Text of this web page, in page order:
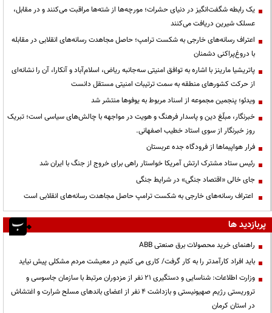
یک رابطه شگفت‌انگیز در دنیای حشرات؛ مورچه‌ها از شته‌ها مراقبت می‌کنند و در مقابل،
عسلک شیرین دریافت می‌کنند
اعتراف رسانه‌های خارجی به شکست ترامپ؛ حاصل مجاهدت رسانه‌های انقلابی در مقابله
با دروغ‌پراکنی دشمنان
پاتریشیا مارینز با اشاره به توافق امنیتی سه‌جانبه ریاض، اسلام‌آباد و آنکارا، آن را نشانه‌ای
از حرکت کشورهای منطقه به سمت ترتیبات امنیتی مستقل دانست
ویدئو؛ پنجمین مجموعه از اسناد مربوط به یوفوها منتشر شد
خبرنگار، مبلّغ دین و پاسدار فرهنگ و هویت در مواجهه با چالش‌های سیاسی است؛ تبریک
روز خبرنگار از سوی استاد خطیب اصفهانی.
فرار هواپیماها از فرودگاه جده عربستان
رئیس ستاد مشترک ارتش آمریکا خواستار راهی برای خروج از جنگ با ایران شد
جای خالی «اقتصاد جنگی» در شرایط جنگی
اعتراف رسانه‌های خارجی به شکست ترامپ حاصل مجاهدت رسانه‌های انقلابی است
پربازدید ها
راهنمای خرید محصولات برق صنعتی ABB
باید افراد کارآمدتر را به کار گرفت/ کاری می کنیم در معیشت مردم مشکلی پیش نیاید
وزارت اطلاعات: شناسایی و دستگیری ۲۱ نفر از مزدوران مرتبط با سازمان جاسوسی و
تروریستی رژیم صهیونیستی و بازداشت ۴ نفر از اعضای باندهای مسلح شرارت و اغتشاش
در استان کرمان